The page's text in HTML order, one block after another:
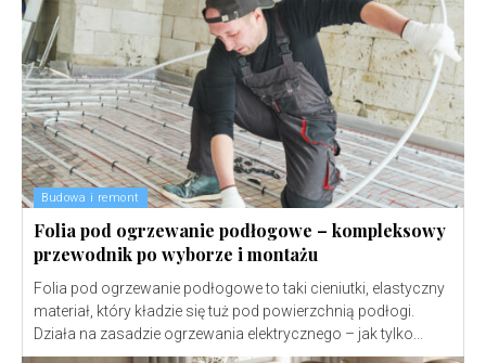
Budowa i remont
Folia pod ogrzewanie podłogowe – kompleksowy
przewodnik po wyborze i montażu
Folia pod ogrzewanie podłogowe to taki cieniutki, elastyczny
materiał, który kładzie się tuż pod powierzchnią podłogi.
Działa na zasadzie ogrzewania elektrycznego – jak tylko...